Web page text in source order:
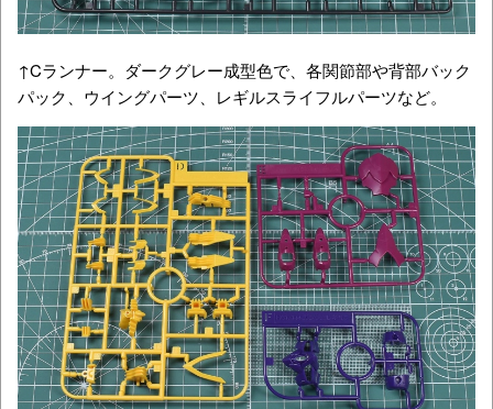
↑Cランナー。ダークグレー成型色で、各関節部や背部バック
パック、ウイングパーツ、レギルスライフルパーツなど。